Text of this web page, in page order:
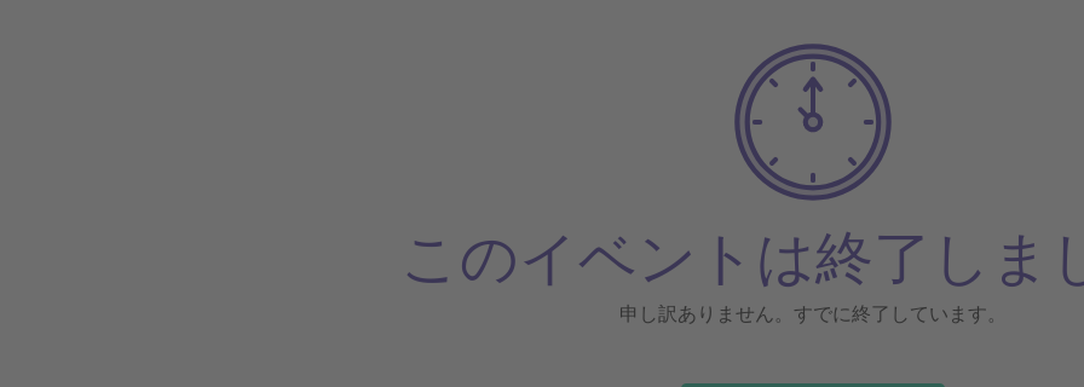
このイベントは終了しま
申し訳ありません。すでに終了しています。